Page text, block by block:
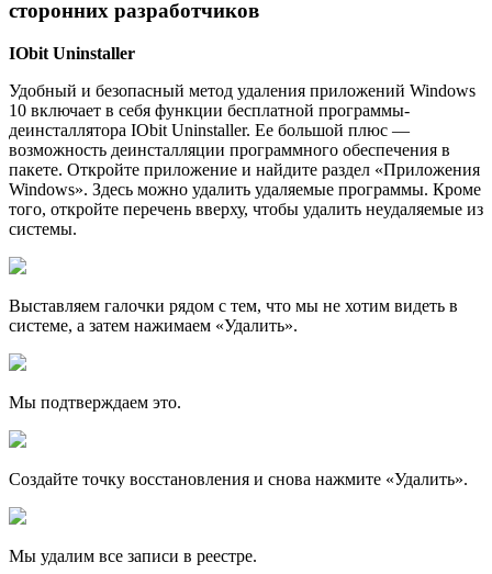
сторонних разработчиков
IObit Uninstaller
Удобный и безопасный метод удаления приложений Windows
10 включает в себя функции бесплатной программы-
деинсталлятора IObit Uninstaller. Ее большой плюс —
возможность деинсталляции программного обеспечения в
пакете. Откройте приложение и найдите раздел «Приложения
Windows». Здесь можно удалить удаляемые программы. Кроме
того, откройте перечень вверху, чтобы удалить неудаляемые из
системы.
Выставляем галочки рядом с тем, что мы не хотим видеть в
системе, а затем нажимаем «Удалить».
Мы подтверждаем это.
Создайте точку восстановления и снова нажмите «Удалить».
Мы удалим все записи в реестре.